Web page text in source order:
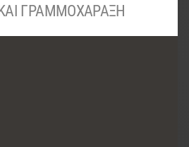
ΓΡΑΜΜΟΧΆΡΑΞΗ